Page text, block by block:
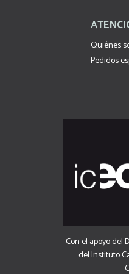
Quiénes
Pedidos
Con el apoyo del
del Instituto